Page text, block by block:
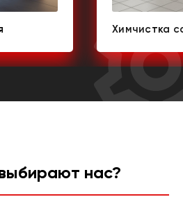
Химчистка
нас?